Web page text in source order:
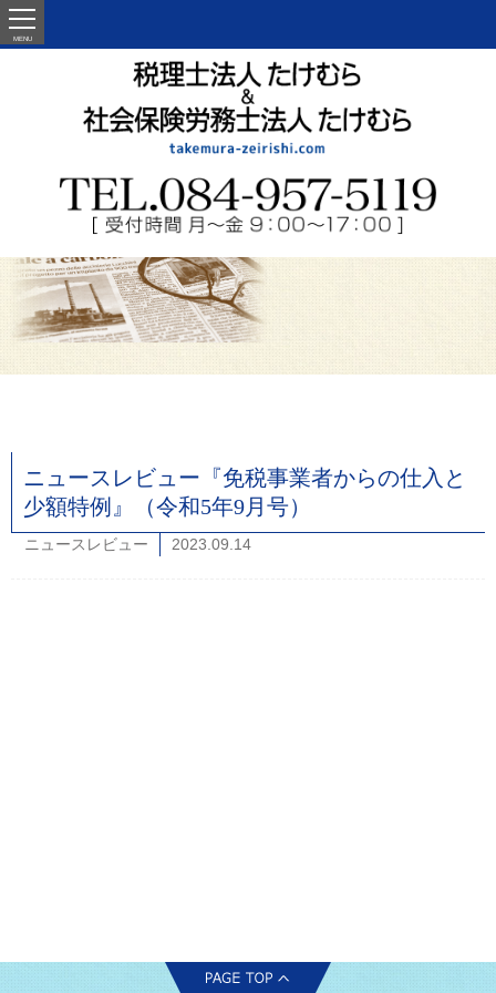
MENU
ニュースレビュー『免税事業者からの仕入と
少額特例』（令和5年9月号）
ニュースレビュー 2023.09.14